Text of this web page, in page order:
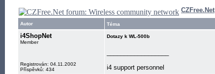
CZFree.Net
Autor
Téma
i4ShopNet
Member
Registrován: 04.11.2002
Příspěvků: 434
Dotazy k WL-500b
i4 support personnel